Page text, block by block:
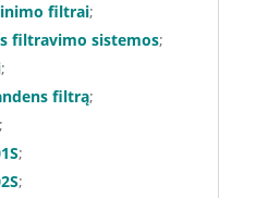
filtrai;
filtravimo sistemos;
;
filtrą;
;
;